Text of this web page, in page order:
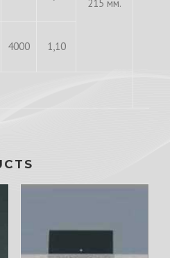
215 мм.
4000 1,10